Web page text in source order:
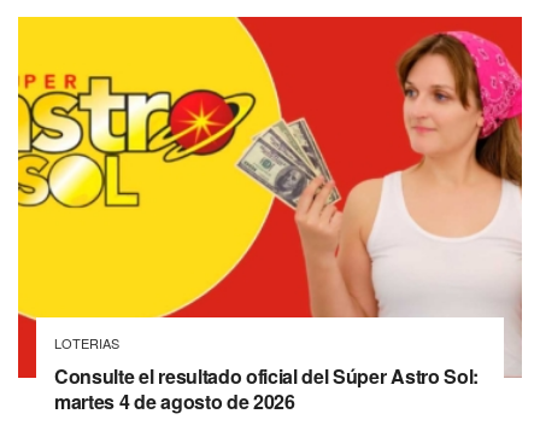
LOTERIAS
Consulte el resultado oficial del Súper Astro Sol:
martes 4 de agosto de 2026